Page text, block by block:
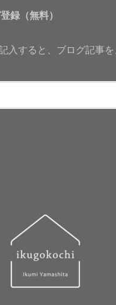
録（無料）
入すると、ブログ記事